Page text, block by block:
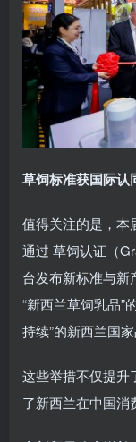
草饲标准获国际认
值得关注的是，本
通过 草饲认证（
台发布新标准与新
“新西兰草饲乳品”
持续”的新西兰国家
这些举措不仅提升
了新西兰在中国消